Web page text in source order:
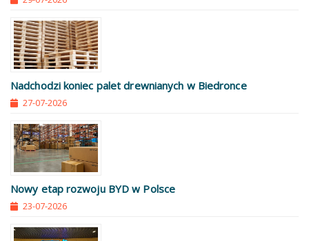
Nadchodzi koniec palet drewnianych w Biedronce
27-07-2026
Nowy etap rozwoju BYD w Polsce
23-07-2026